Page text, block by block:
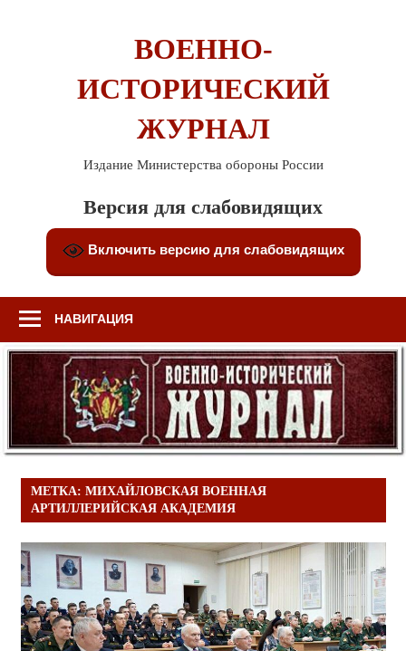
ВОЕННО-
ИСТОРИЧЕСКИЙ
ЖУРНАЛ
Издание Министерства обороны России
Версия для слабовидящих
Включить версию для слабовидящих
НАВИГАЦИЯ
МЕТКА: МИХАЙЛОВСКАЯ ВОЕННАЯ
АРТИЛЛЕРИЙСКАЯ АКАДЕМИЯ